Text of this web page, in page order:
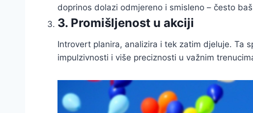
doprinos dolazi odmjereno i smisleno – često
3. Promišljenost u akciji
Introvert planira, analizira i tek zatim djeluje. Ta
impulzivnosti i više preciznosti u važnim